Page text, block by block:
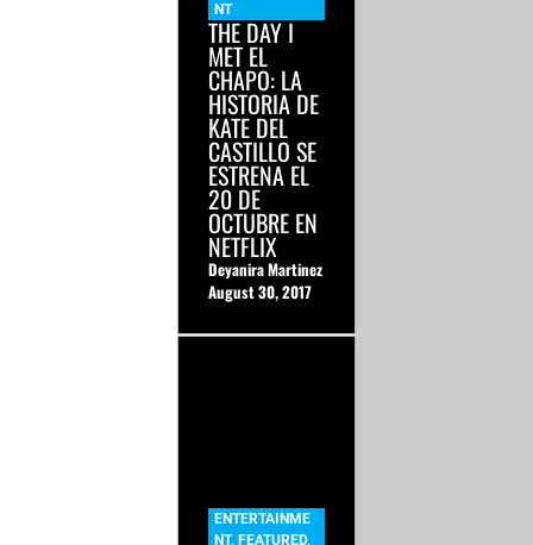
NT
THE DAY I
MET EL
CHAPO: LA
HISTORIA DE
KATE DEL
CASTILLO SE
ESTRENA EL
20 DE
OCTUBRE EN
NETFLIX
Deyanira Martinez
August 30, 2017
ENTERTAINME
NT, FEATURED,